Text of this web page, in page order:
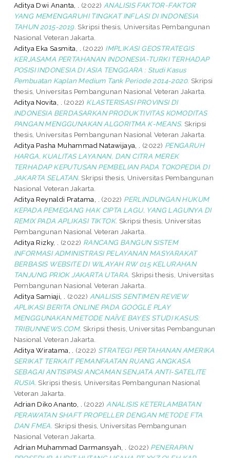
Aditya Dwi Ananta, .
(2022) ANALISIS FAKTOR-FAKTOR
YANG MEMENGARUHI TINGKAT INFLASI DI INDONESIA
TAHUN 2015-2019. Skripsi thesis, Universitas Pembangunan
Nasional Veteran Jakarta.
Aditya Eka Sasmita, .
(2022) IMPLIKASI GEOSTRATEGIS
KERJASAMA PERTAHANAN INDONESIA-TURKI TERHADAP
POSISI INDONESIA DI ASIA TENGGARA : Studi Kasus
Pembuatan Kaplan Medium Tank Periode 2014-2020. Skripsi
thesis, Universitas Pembangunan Nasional Veteran Jakarta.
Aditya Novita, .
(2022) KLASTERISASI PROVINSI DI
INDONESIA BERDASARKAN PRODUKTIVITAS KOMODITAS
PANGAN MENGGUNAKAN ALGORITMA K-MEANS. Skripsi
thesis, Universitas Pembangunan Nasional Veteran Jakarta.
Aditya Pasha Muhammad Natawijaya, .
(2022) PENGARUH
HARGA, KUALITAS LAYANAN, DAN CITRA MEREK
TERHADAP KEPUTUSAN PEMBELIAN PADA TOKOPEDIA DI
JAKARTA SELATAN. Skripsi thesis, Universitas Pembangunan
Nasional Veteran Jakarta.
Aditya Reynaldi Pratama, .
(2022) PERLINDUNGAN HUKUM
KEPADA PEMEGANG HAK CIPTA LAGU, YANG LAGUNYA DI
REMIX PADA APLIKASI TIKTOK. Skripsi thesis, Universitas
Pembangunan Nasional Veteran Jakarta.
Aditya Rizky, .
(2022) RANCANG BANGUN SISTEM
INFORMASI ADMINISTRASI PELAYANAN MASYARAKAT
BERBASIS WEBSITE DI WILAYAH RW 015 KELURAHAN
TANJUNG PRIOK JAKARTA UTARA. Skripsi thesis, Universitas
Pembangunan Nasional Veteran Jakarta.
Aditya Samiaji, .
(2022) ANALISIS SENTIMEN REVIEW
APLIKASI BERITA ONLINE PADA GOOGLE PLAY
MENGGUNAKAN METODE NAÏVE BAYES STUDI KASUS:
TRIBUNNEWS.COM. Skripsi thesis, Universitas Pembangunan
Nasional Veteran Jakarta.
Aditya Wiratama, .
(2022) STRATEGI PERTAHANAN AMERIKA
SERIKAT TERKAIT PEMANFAATAN RUANG ANGKASA
SEBAGAI ANTISIPASI ANCAMAN SENJATA ANTI-SATELITE
RUSIA. Skripsi thesis, Universitas Pembangunan Nasional
Veteran Jakarta.
Adrian Diko Ananto, .
(2022) ANALISIS KETERLAMBATAN
PERAWATAN SHAFT PROPELLER DENGAN METODE FTA
DAN FMEA. Skripsi thesis, Universitas Pembangunan
Nasional Veteran Jakarta.
Adrian Muhammad Darmansyah, .
(2022) PENERAPAN